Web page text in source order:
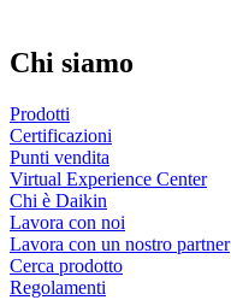
Chi siamo
Prodotti
Certificazioni
Punti vendita
Virtual Experience Center
Chi è Daikin
Lavora con noi
Lavora con un nostro partner
Cerca prodotto
Regolamenti